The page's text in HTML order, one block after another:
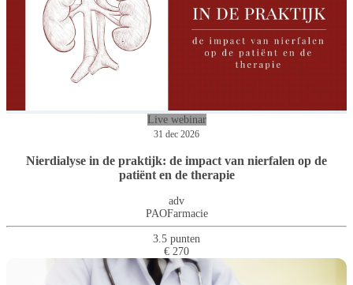
Live webinar
31 dec 2026
Nierdialyse in de praktijk: de impact van nierfalen op de
patiënt en de therapie
adv
PAOFarmacie
3.5 punten
€ 270